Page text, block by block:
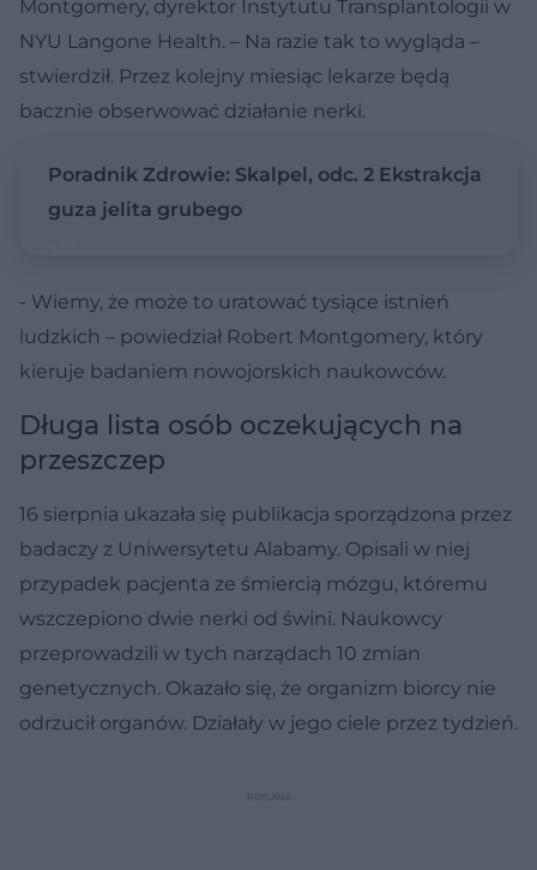
Montgomery, dyrektor Instytutu Transplantologii w
NYU Langone Health. – Na razie tak to wygląda –
stwierdził. Przez kolejny miesiąc lekarze będą
bacznie obserwować działanie nerki.
Poradnik Zdrowie: Skalpel, odc. 2 Ekstrakcja
guza jelita grubego
- Wiemy, że może to uratować tysiące istnień
ludzkich – powiedział Robert Montgomery, który
kieruje badaniem nowojorskich naukowców.
Długa lista osób oczekujących na
przeszczep
16 sierpnia ukazała się publikacja sporządzona przez
badaczy z Uniwersytetu Alabamy. Opisali w niej
przypadek pacjenta ze śmiercią mózgu, któremu
wszczepiono dwie nerki od świni. Naukowcy
przeprowadzili w tych narządach 10 zmian
genetycznych. Okazało się, że organizm biorcy nie
odrzucił organów. Działały w jego ciele przez tydzień.